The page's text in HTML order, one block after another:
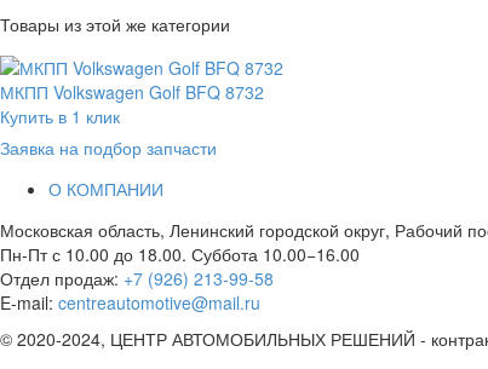
Товары из этой же категории
МКПП Volkswagen Golf BFQ 8732
Купить в 1 клик
Заявка на подбор запчасти
О КОМПАНИИ
Московская область, Ленинский городской округ, Рабочий
Пн-Пт с 10.00 до 18.00. Суббота 10.00−16.00
Отдел продаж: +7 (926) 213-99-58
E-mail: centreautomotive@mail.ru
© 2020-2024, ЦЕНТР АВТОМОБИЛЬНЫХ РЕШЕНИЙ -